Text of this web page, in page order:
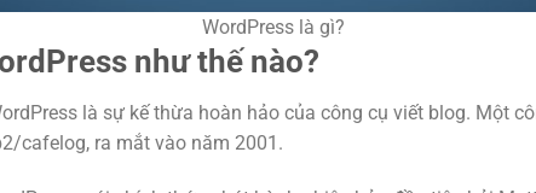
WordPress là gì?
như thế nào?
là sự kế thừa hoàn hảo của công cụ viết blog. Một
cafelog, ra mắt vào năm 2001.